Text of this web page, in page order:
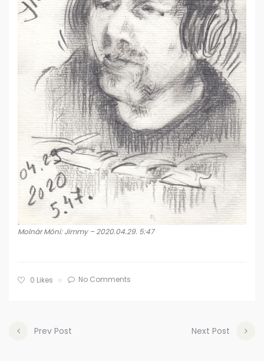
Molnár Móni: Jimmy – 2020.04.29. 5:47
0 Likes No Comments
Prev Post Next Post